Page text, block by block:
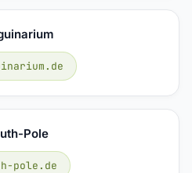
Pole
pole.de